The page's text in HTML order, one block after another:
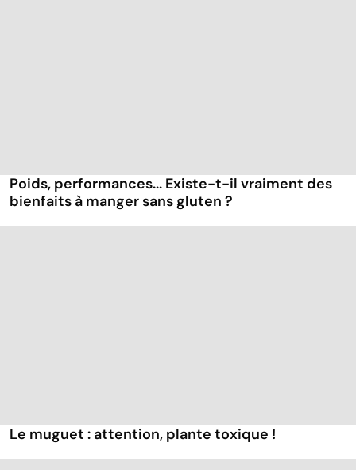
Poids, performances... Existe-t-il vraiment des
bienfaits à manger sans gluten ?
Le muguet : attention, plante toxique !